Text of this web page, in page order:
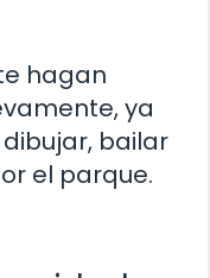
hagan
ya
bailar
el parque.